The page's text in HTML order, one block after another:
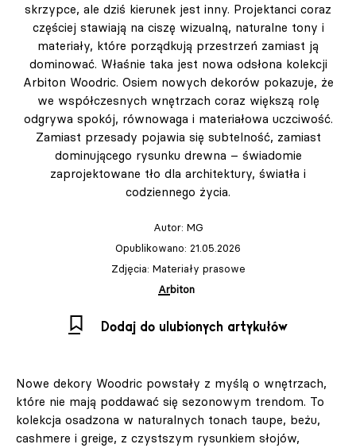
skrzypce, ale dziś kierunek jest inny. Projektanci coraz
częściej stawiają na ciszę wizualną, naturalne tony i
materiały, które porządkują przestrzeń zamiast ją
dominować. Właśnie taka jest nowa odsłona kolekcji
Arbiton Woodric. Osiem nowych dekorów pokazuje, że
we współczesnych wnętrzach coraz większą rolę
odgrywa spokój, równowaga i materiałowa uczciwość.
Zamiast przesady pojawia się subtelność, zamiast
dominującego rysunku drewna – świadomie
zaprojektowane tło dla architektury, światła i
codziennego życia.
Autor: MG
Opublikowano: 21.05.2026
Zdjęcia: Materiały prasowe
Arbiton
Dodaj do ulubionych artykułów
Nowe dekory Woodric powstały z myślą o wnętrzach,
które nie mają poddawać się sezonowym trendom. To
kolekcja osadzona w naturalnych tonach taupe, beżu,
cashmere i greige, z czystszym rysunkiem słojów,